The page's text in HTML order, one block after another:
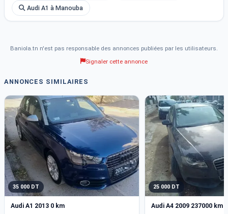
Audi A1 à Manouba
Baniola.tn n'est pas responsable des annonces publiées par les utilisateurs.
Signaler cette annonce
ANNONCES SIMILAIRES
35 000 DT
Audi A1 2013 0 km
25 000 DT
Audi A4 2009 237000 km